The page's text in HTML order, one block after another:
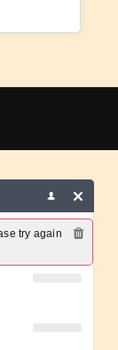
try again